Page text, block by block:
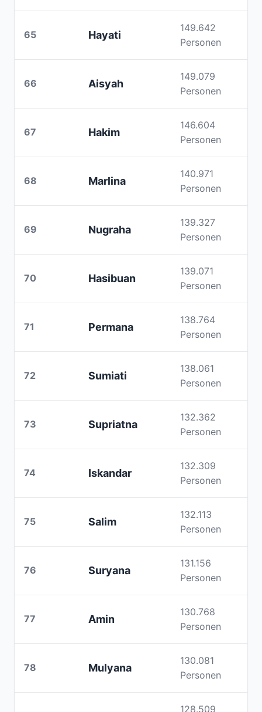
65 Hayati
149.642
Personen
66 Aisyah
149.079
Personen
67 Hakim
146.604
Personen
68 Marlina
140.971
Personen
69 Nugraha
139.327
Personen
70 Hasibuan
139.071
Personen
71 Permana
138.764
Personen
72 Sumiati
138.061
Personen
73 Supriatna
132.362
Personen
74 Iskandar
132.309
Personen
75 Salim
132.113
Personen
76 Suryana
131.156
Personen
77 Amin
130.768
Personen
78 Mulyana
130.081
Personen
128.509